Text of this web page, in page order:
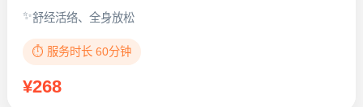
舒经活络、全身放松
⏱️ 服务时长 60分钟
¥268